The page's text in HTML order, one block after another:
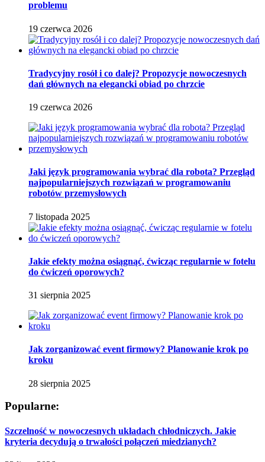
problemu
19 czerwca 2026
Tradycyjny rosół i co dalej? Propozycje nowoczesnych
dań głównych na elegancki obiad po chrzcie
19 czerwca 2026
Jaki język programowania wybrać dla robota? Przegląd
najpopularniejszych rozwiązań w programowaniu
robotów przemysłowych
7 listopada 2025
Jakie efekty można osiągnąć, ćwicząc regularnie w fotelu
do ćwiczeń oporowych?
31 sierpnia 2025
Jak zorganizować event firmowy? Planowanie krok po
kroku
28 sierpnia 2025
Popularne:
Szczelność w nowoczesnych układach chłodniczych. Jakie
kryteria decydują o trwałości połączeń miedzianych?